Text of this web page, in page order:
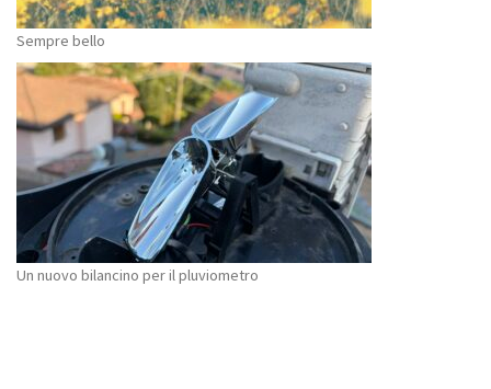
Sempre bello
Un nuovo bilancino per il pluviometro